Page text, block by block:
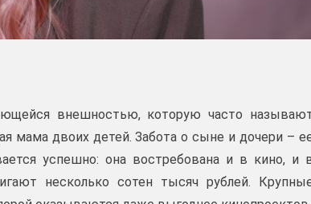
внешностью, которую часто
мама двоих детей. Забота о сыне и дочери –
успешно: она востребована и в кино, и
несколько сотен тысяч рублей.